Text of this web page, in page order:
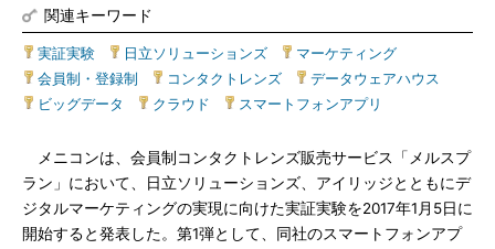
関連キーワード
実証実験 日立ソリューションズ マーケティング
会員制・登録制
コンタクトレンズ データウェアハウス
ビッグデータ
クラウド スマートフォンアプリ
メニコンは、会員制コンタクトレンズ販売サービス「メルスプ
ラン」において、日立ソリューションズ、アイリッジとともにデ
ジタルマーケティングの実現に向けた実証実験を2017年1月5日に
開始すると発表した。第1弾として、同社のスマートフォンアプ